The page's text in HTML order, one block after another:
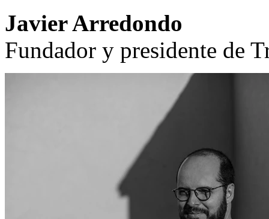
Javier Arredondo
Fundador y presidente de